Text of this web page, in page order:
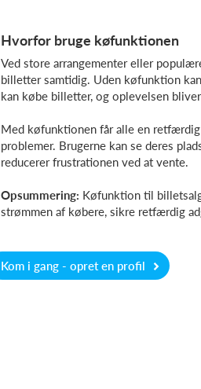
Hvorfor bruge køfunktionen
Ved store arrangementer eller
billetter samtidig. Uden køfunktion
kan købe billetter, og oplevelsen
Med køfunktionen får alle en
problemer. Brugerne kan se deres
reducerer frustrationen ved at vente.
Opsummering: Køfunktion til
strømmen af købere, sikre retfærdig
Kom i gang - opret en profil